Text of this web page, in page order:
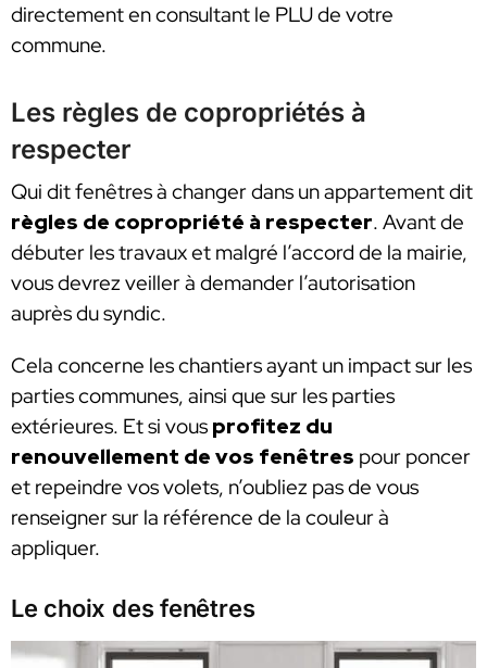
directement en consultant le PLU de votre
commune.
Les règles de copropriétés à
respecter
Qui dit fenêtres à changer dans un appartement dit
règles de copropriété à respecter. Avant de
débuter les travaux et malgré l’accord de la mairie,
vous devrez veiller à demander l’autorisation
auprès du syndic.
Cela concerne les chantiers ayant un impact sur les
parties communes, ainsi que sur les parties
extérieures. Et si vous profitez du
renouvellement de vos fenêtres pour poncer
et repeindre vos volets, n’oubliez pas de vous
renseigner sur la référence de la couleur à
appliquer.
Le choix des fenêtres